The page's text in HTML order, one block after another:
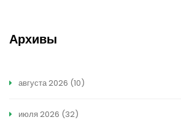
Архивы
августа 2026 (10)
июля 2026 (32)